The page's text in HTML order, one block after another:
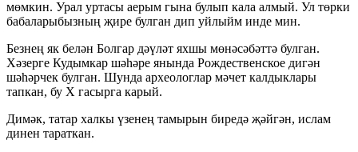
мөмкин. Урал уртасы аерым гына булып кала алмый. Ул төрки
бабаларыбызның җире булган дип уйлыйм инде мин.
Безнең як белән Болгар дәүләт яхшы мөнәсәбәттә булган.
Хәзерге Кудымкар шәһәре янында Рождественское дигән
шәһәрчек булган. Шунда археологлар мәчет калдыклары
тапкан, бу X гасырга карый.
Димәк, татар халкы үзенең тамырын биредә җәйгән, ислам
динен тараткан.